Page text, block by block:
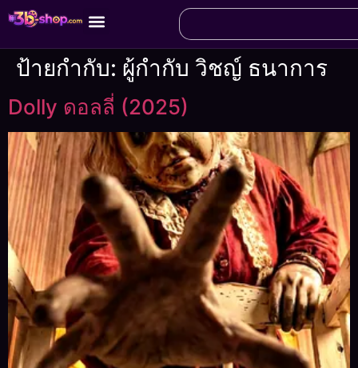
ป้ายกำกับ: ผู้กำกับ วิชญ์ ธนาการ
Dolly ดอลลี่ (2025)